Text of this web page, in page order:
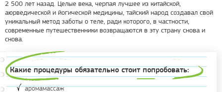
2 500 лет назад. Целые века, черпая лучшее из китайской,
аюрведической и йогической медицины, тайский народ создавал свой
уникальный метод заботы о теле, ради которого, в частности,
современные путешественники возвращаются в эту страну снова и
снова.
Какие процедуры обязательно стоит попробовать:
аромамассаж